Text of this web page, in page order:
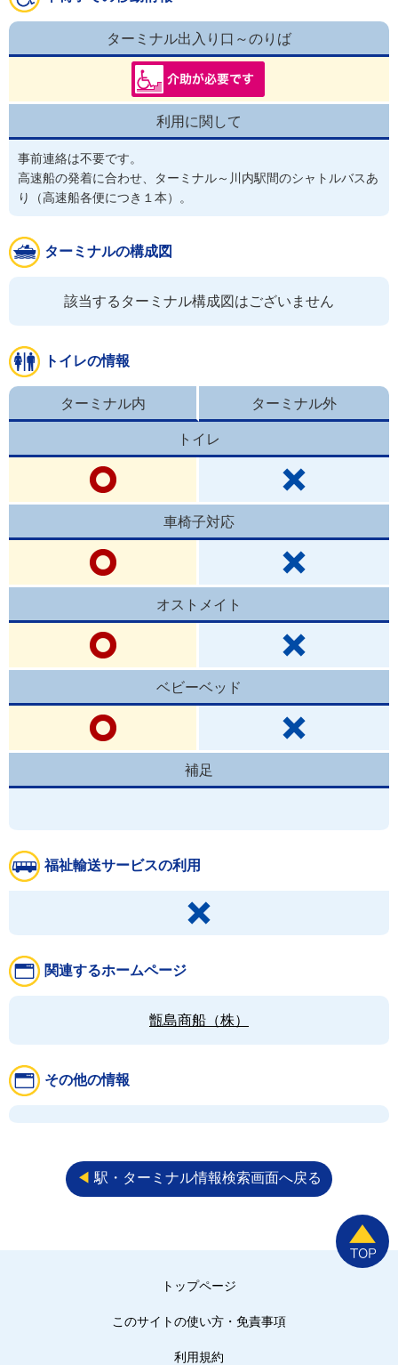
ターミナル出入り口～のりば
利用に関して
事前連絡は不要です。
高速船の発着に合わせ、ターミナル～川内駅間のシャトルバスあ
り（高速船各便につき１本）。
ターミナルの構成図
該当するターミナル構成図はございません
トイレの情報
ターミナル内 ターミナル外
トイレ
車椅子対応
オストメイト
ベビーベッド
補足
福祉輸送サービスの利用
関連するホームページ
甑島商船（株）
その他の情報
◀︎ 駅・ターミナル情報検索画面へ戻る
トップページ
このサイトの使い方・免責事項
利用規約